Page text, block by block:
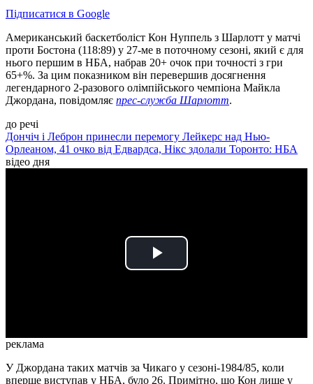
Підписатися в Google
Американський баскетболіст Кон Нуппель з Шарлотт у матчі
проти Бостона (118:89) у 27-ме в поточному сезоні, який є для
нього першим в НБА, набрав 20+ очок при точності з гри
65+%. За цим показником він перевершив досягнення
легендарного 2-разового олімпійського чемпіона Майкла
Джордана, повідомляє прес-служба Шарлотт.
до речі
Дончіч і Леброн принесли перемогу Лейкерс над Нью-
Орлеаном, 41 очко від Едвардса, Нікс здолали Торонто: НБА
відео дня
Play
реклама
У Джордана таких матчів за Чикаго у сезоні-1984/85, коли
вперше виступав у НБА, було 26. Примітно, що Кон лише у